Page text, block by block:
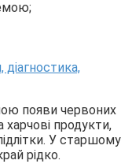
появи червоних
харчові продукти,
У старшому
рідко.